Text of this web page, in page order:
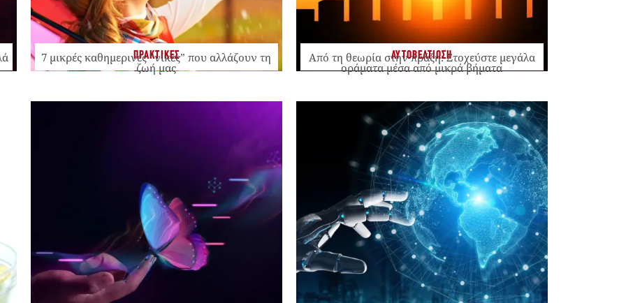
ΠΡΑΚΤΙΚΕΣ
7 μικρές καθημερινές “νίκες” που αλλάζουν τη
ζωή μας
ΑΥΤΟΒΕΛΤΙΩΣΗ
Από τη θεωρία στην πράξη: Στοχεύστε μεγάλα
οράματα μέσα από μικρά βήματα